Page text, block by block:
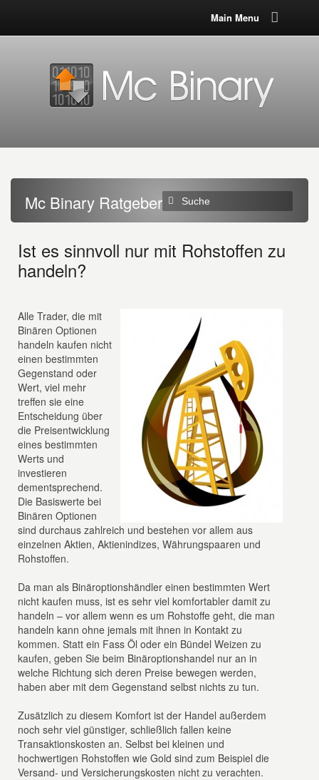
Main Menu
Mc Binary Ratgeber
Ist es sinnvoll nur mit Rohstoffen zu
handeln?
Alle Trader, die mit
Binären Optionen
handeln kaufen nicht
einen bestimmten
Gegenstand oder
Wert, viel mehr
treffen sie eine
Entscheidung über
die Preisentwicklung
eines bestimmten
Werts und
investieren
dementsprechend.
Die Basiswerte bei
Binären Optionen
sind durchaus zahlreich und bestehen vor allem aus
einzelnen Aktien, Aktienindizes, Währungspaaren und
Rohstoffen.
Da man als Binäroptionshändler einen bestimmten Wert
nicht kaufen muss, ist es sehr viel komfortabler damit zu
handeln – vor allem wenn es um Rohstoffe geht, die man
handeln kann ohne jemals mit ihnen in Kontakt zu
kommen. Statt ein Fass Öl oder ein Bündel Weizen zu
kaufen, geben Sie beim Binäroptionshandel nur an in
welche Richtung sich deren Preise bewegen werden,
haben aber mit dem Gegenstand selbst nichts zu tun.
Zusätzlich zu diesem Komfort ist der Handel außerdem
noch sehr viel günstiger, schließlich fallen keine
Transaktionskosten an. Selbst bei kleinen und
hochwertigen Rohstoffen wie Gold sind zum Beispiel die
Versand- und Versicherungskosten nicht zu verachten.